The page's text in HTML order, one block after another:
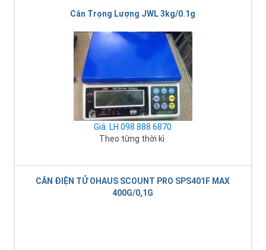
Cân Trọng Lượng JWL 3kg/0.1g
Giá: LH 098 888 6870
Theo từng thời kì
CÂN ĐIỆN TỬ OHAUS SCOUNT PRO SPS401F MAX
400G/0,1G